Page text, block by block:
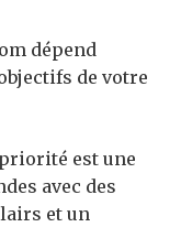
dépend
de votre
est une
avec des
et un